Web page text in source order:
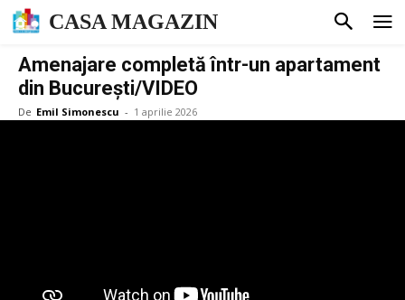
CASA MAGAZIN
Amenajare completă într-un apartament
din București/VIDEO
De Emil Simonescu - 1 aprilie 2026